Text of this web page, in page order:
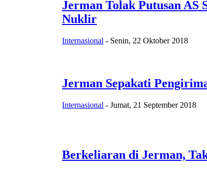
Jerman Tolak Putusan
Nuklir
Internasional - Senin, 22 Oktober 2018
Jerman Sepakati
Internasional - Jumat, 21 September 2018
Berkeliaran di Jerman,